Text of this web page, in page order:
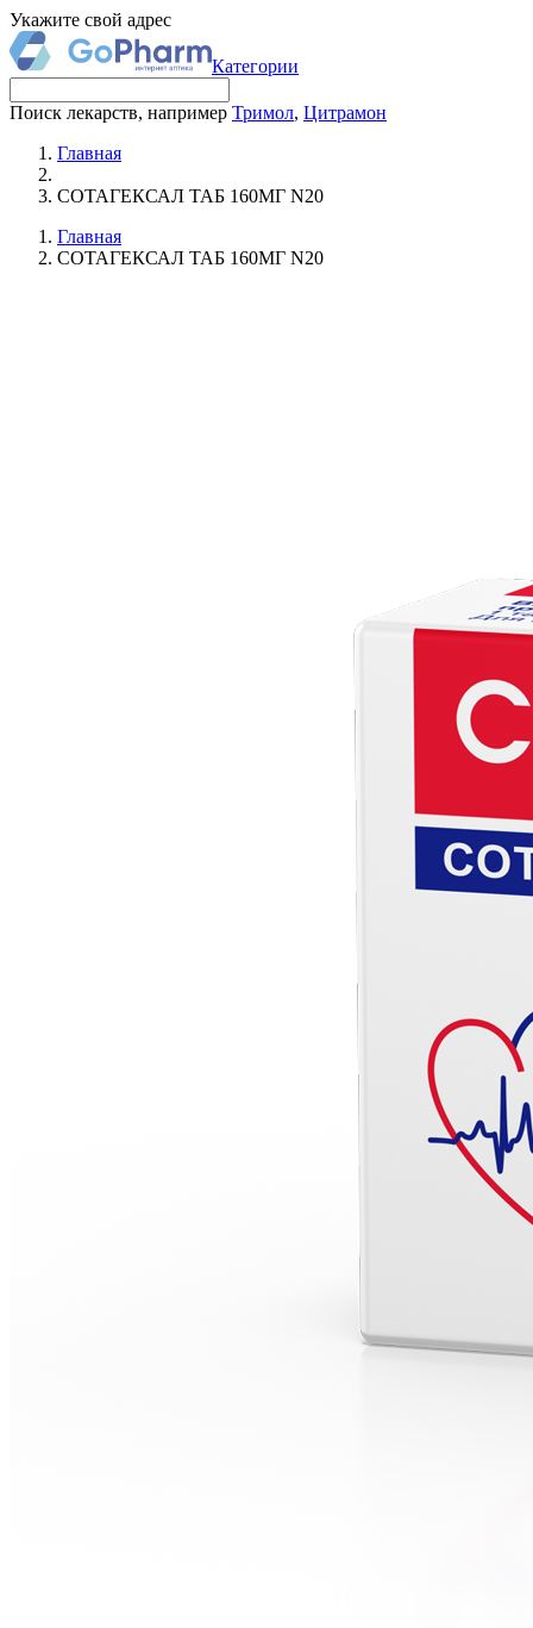
Укажите свой адрес
Категории
Поиск лекарств, например Тримол, Цитрамон
Главная
СОТАГЕКСАЛ ТАБ 160МГ N20
Главная
СОТАГЕКСАЛ ТАБ 160МГ N20